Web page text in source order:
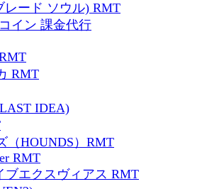
レード ソウル) RMT
イン 課金代行
RMT
IDEA)
（HOUNDS）RMT
RMT
ブエクスヴィアス RMT